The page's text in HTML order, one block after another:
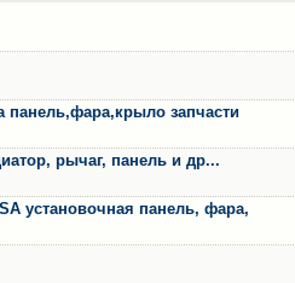
запчасти
рычаг, панель и др...
установочная панель, фара,